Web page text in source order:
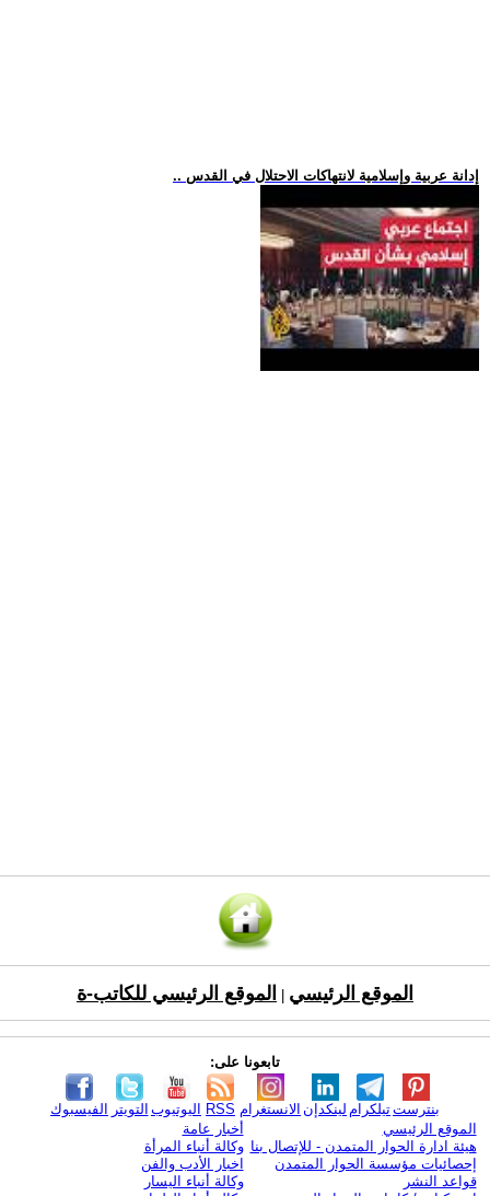
.. إدانة عربية وإسلامية لانتهاكات الاحتلال في القدس
الموقع الرئيسي الموقع الرئيسي للكاتب-ة
تابعونا على:
الفيسبوك التويتر اليوتيوب RSS الانستغرام لينكدإن تيلكرامبنترست
الموقع الرئيسي
هيئة ادارة الحوار المتمدن - للإتصال بنا
إحصائيات مؤسسة الحوار المتمدن
قواعد النشر
أخبار عامة
وكالة أنباء المرأة
اخبار الأدب والفن
وكالة أنباء اليسار